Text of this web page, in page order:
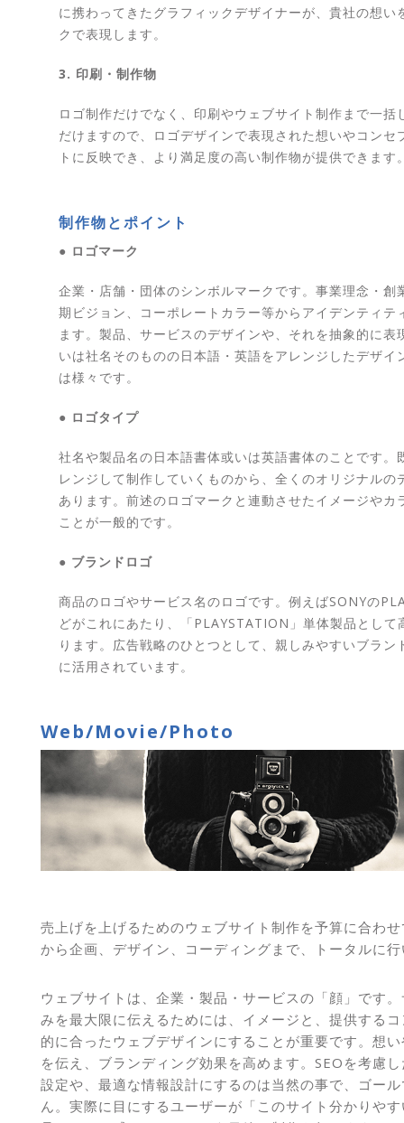
に携わってきたグラフィックデザイナーが、貴社の想い
クで表現します。
3. 印刷・制作物
ロゴ制作だけでなく、印刷やウェブサイト制作まで一括
だけますので、ロゴデザインで表現された想いやコンセ
トに反映でき、より満足度の高い制作物が提供できます
制作物とポイント
● ロゴマーク
企業・店舗・団体のシンボルマークです。事業理念・創
期ビジョン、コーポレートカラー等からアイデンティテ
ます。製品、サービスのデザインや、それを抽象的に表
いは社名そのものの日本語・英語をアレンジしたデザイ
は様々です。
● ロゴタイプ
社名や製品名の日本語書体或いは英語書体のことです。
レンジして制作していくものから、全くのオリジナルの
あります。前述のロゴマークと連動させたイメージやカ
ことが一般的です。
● ブランドロゴ
商品のロゴやサービス名のロゴです。例えばSONYの
どがこれにあたり、「PLAYSTATION」単体製品として
ります。広告戦略のひとつとして、親しみやすいブラン
に活用されています。
Web/Movie/Photo
売上げを上げるためのウェブサイト制作を予算に合わ
から企画、デザイン、コーディングまで、トータルに
ウェブサイトは、企業・製品・サービスの「顔」です
みを最大限に伝えるためには、イメージと、提供する
的に合ったウェブデザインにすることが重要です。想
を伝え、ブランディング効果を高めます。SEOを考慮
設定や、最適な情報設計にするのは当然の事で、ゴー
ん。実際に目にするユーザーが「このサイト分かりや